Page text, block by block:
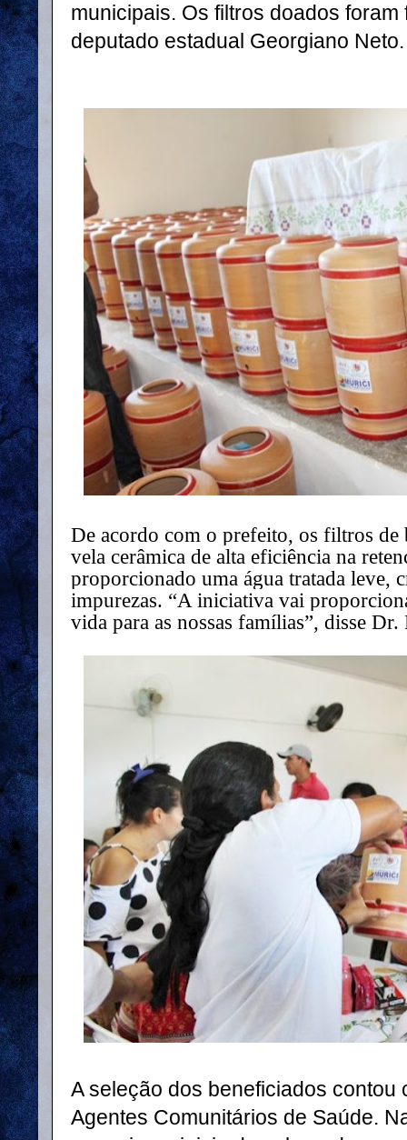
municipais. Os filtros doados
deputado estadual Georgiano Neto.
De acordo com o prefeito, os filtros de
vela cerâmica de alta eficiência na
proporcionado uma água tratada leve,
impurezas. “A iniciativa vai
vida para as nossas famílias”, disse Dr.
A seleção dos beneficiados contou
Agentes Comunitários de Saúde.